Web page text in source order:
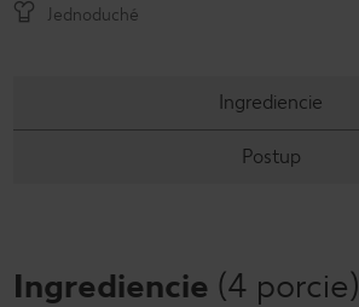
Jednoduché
Ingrediencie
Postup
Ingrediencie (4 porcie)